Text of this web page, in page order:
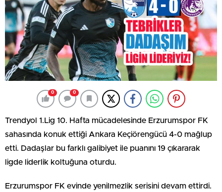
0 0
Trendyol 1.Lig 10. Hafta mücadelesinde Erzurumspor FK
sahasında konuk ettiği Ankara Keçiörengücü 4-0 mağlup
etti. Dadaşlar bu farklı galibiyet ile puanını 19 çıkararak
ligde liderlik koltuğuna oturdu.
Erzurumspor FK evinde yenilmezlik serisini devam ettirdi.